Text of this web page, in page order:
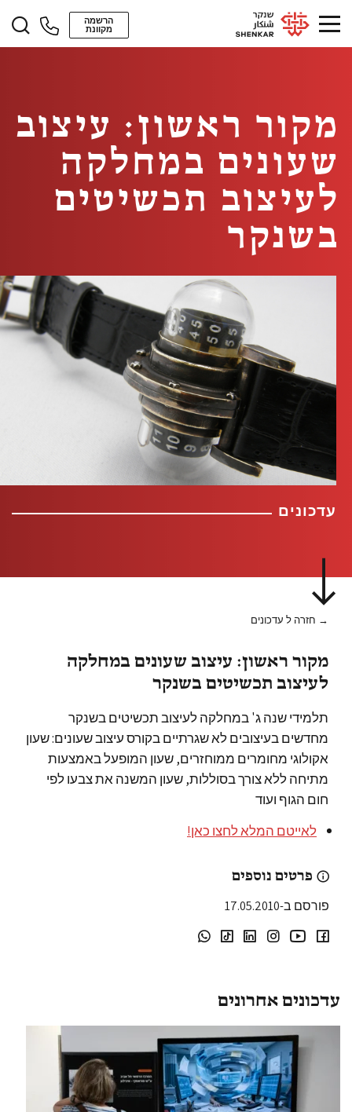
הרשמה
מקוונת
מקור ראשון: עיצוב
שעונים במחלקה
לעיצוב תכשיטים
בשנקר
עדכונים
→ חזרה ל עדכונים
מקור ראשון: עיצוב שעונים במחלקה
לעיצוב תכשיטים בשנקר
תלמידי שנה ג' במחלקה לעיצוב תכשיטים בשנקר
מחדשים בעיצובים לא שגרתיים בקורס עיצוב שעונים: שעון
אקולוגי מחומרים ממוחזרים, שעון המופעל באמצעות
מתיחה ללא צורך בסוללות, שעון המשנה את צבעו לפי
חום הגוף ועוד
לאייטם המלא לחצו כאן!
פרטים נוספים
פורסם ב-17.05.2010
עדכונים אחרונים